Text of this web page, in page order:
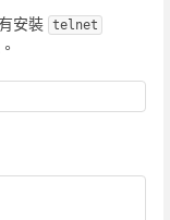
安裝 telnet